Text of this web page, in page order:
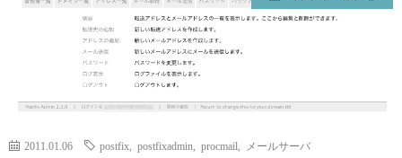
2011.01.06 postfix postfixadmin procmail メールサーバ